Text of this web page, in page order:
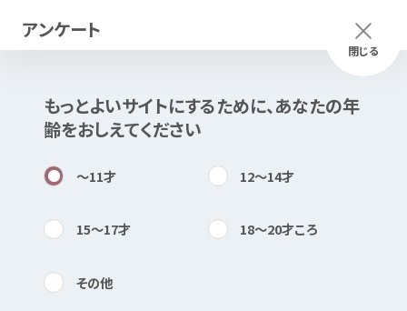
内検索
ふりがな つかいかた メニュー
閉じる
アンケート
もっとよいサイトにするために、あなたの年
齢をおしえてください
〜11才 12〜14才
15〜17才 18〜20才ころ
その他
このページは公開情報をもとに
Mexで作成